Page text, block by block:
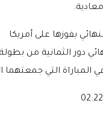
المباراة التي جمعتهما